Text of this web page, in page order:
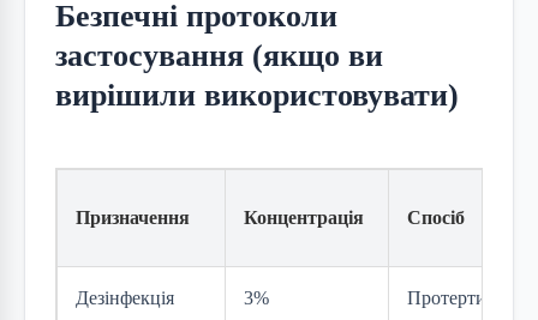
Безпечні протоколи
застосування (якщо ви
вирішили використовувати)
Призначення Концентрація Спосіб
Дезінфекція
3%
Протерти або